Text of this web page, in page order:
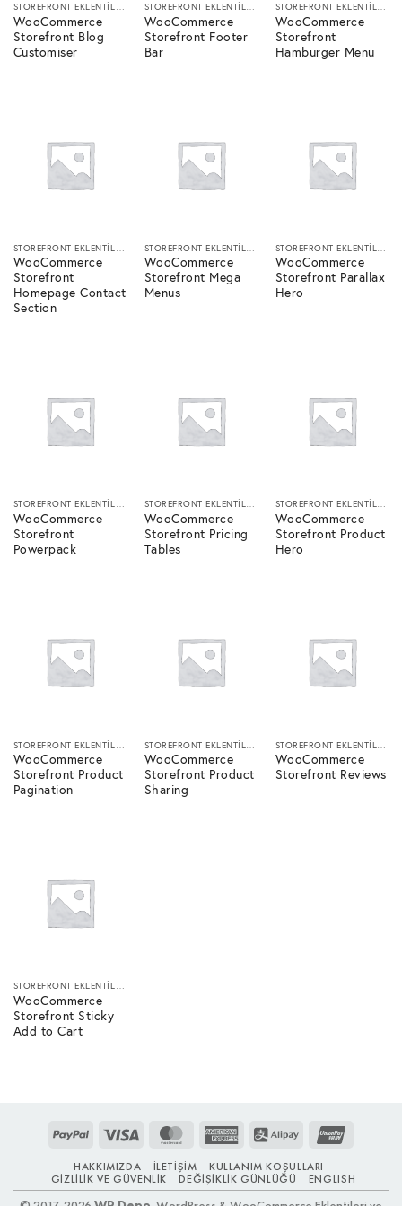
STOREFRONT EKLENTILERI
WooCommerce
Storefront Blog
Customiser
STOREFRONT EKLENTILERI
WooCommerce
Storefront Footer
Bar
STOREFRONT EKLENTILERI
WooCommerce
Storefront
Hamburger Menu
WooCommerce
Storefront
Homepage Contact
Section
WooCommerce
Storefront Mega
Menus
WooCommerce
Storefront Parallax
Hero
STOREFRONT EKLENTILERI
WooCommerce
Storefront
Powerpack
STOREFRONT EKLENTILERI
WooCommerce
Storefront Pricing
Tables
STOREFRONT EKLENTILERI
WooCommerce
Storefront Product
Hero
WooCommerce
Storefront Product
Pagination
WooCommerce
Storefront Product
Sharing
WooCommerce
Storefront Reviews
STOREFRONT EKLENTILERI
WooCommerce
Storefront Sticky
Add to Cart
PayPal Visa MasterCardAmerican
Alipay
HAKKIMIZDA İLETIŞIM
KULLANIM KOŞULLARI
GIZLILIK VE GÜVENLIK
DEĞIŞIKLIK GÜNLÜĞÜ ENGLISH